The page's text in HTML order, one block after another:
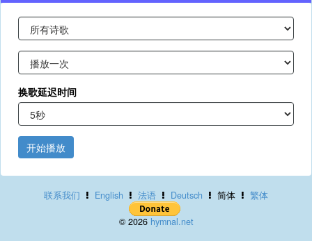
换歌延迟时间
开始播放
联系我们 English 法语 Deutsch 简体 繁体
© 2026 hymnal.net